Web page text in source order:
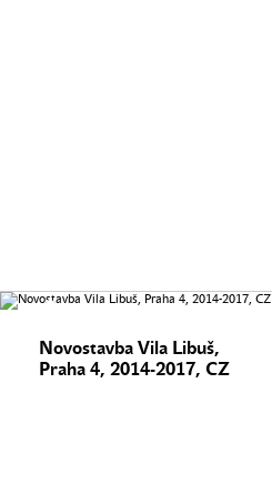
Novostavba Vila Libuš,
Praha 4, 2014-2017, CZ